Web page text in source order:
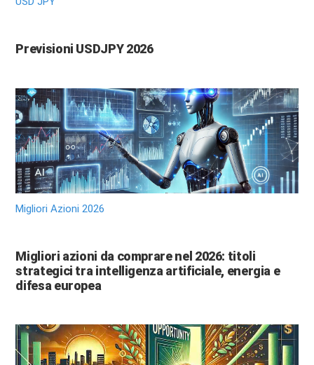
Previsioni USDJPY 2026
Migliori Azioni 2026
Migliori azioni da comprare nel 2026: titoli
strategici tra intelligenza artificiale, energia e
difesa europea